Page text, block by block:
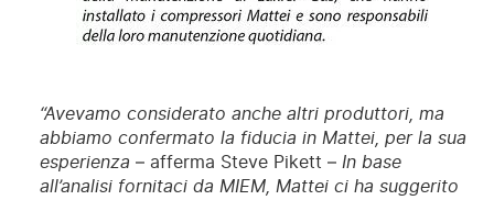
“Avevamo considerato anche altri produttori, ma
abbiamo confermato la fiducia in Mattei, per la sua
esperienza – afferma Steve Pikett – In base
all’analisi fornitaci da MIEM, Mattei ci ha suggerito